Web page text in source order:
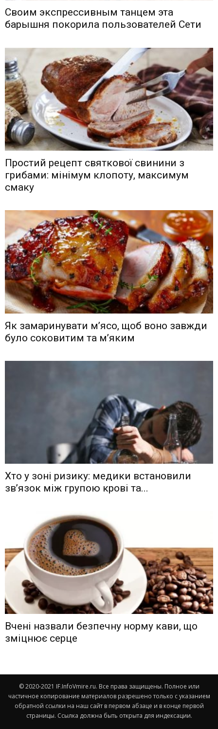
Своим экспрессивным танцем эта
барышня покорила пользователей Сети
Простий рецепт святкової свинини з
грибами: мінімум клопоту, максимум
смаку
Як замаринувати м’ясо, щоб воно завжди
було соковитим та м’яким
Хто у зоні ризику: медики встановили
зв’язок між групою крові та...
Вчені назвали безпечну норму кави, що
зміцнює серце
© 2020-2021 IF.InfoVmire.ru. Все права защищены. Полное или
частичное копирование материалов разрешено только с указанием
обратной ссылки на наш сайт в первом абзаце и в конце первой
страницы. Ссылка должна быть открыта для индексации.